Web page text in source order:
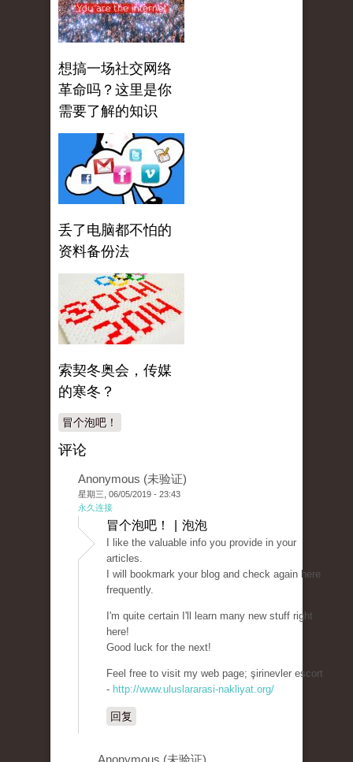
想搞一场社交网络
革命吗？这里是你
需要了解的知识
丢了电脑都不怕的
资料备份法
索契冬奥会，传媒
的寒冬？
冒个泡吧！
评论
Anonymous (未验证)
星期三, 06/05/2019 - 23:43
永久连接
冒个泡吧！ | 泡泡
I like the valuable info you provide in your
articles.
I will bookmark your blog and check again here
frequently.
I'm quite certain I'll learn many new stuff right
here!
Good luck for the next!
Feel free to visit my web page; şirinevler escort
- http://www.uluslararasi-nakliyat.org/
回复